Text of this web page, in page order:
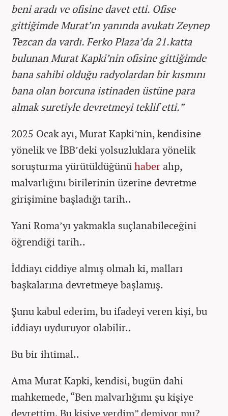
beni aradı ve ofisine davet etti. Ofise
gittiğimde Murat’ın yanında avukatı Zeynep
Tezcan da vardı. Ferko Plaza’da 21.katta
bulunan Murat Kapki’nin ofisine gittiğimde
bana sahibi olduğu radyolardan bir kısmını
bana olan borcuna istinaden üstüne para
almak suretiyle devretmeyi teklif etti.”
2025 Ocak ayı, Murat Kapki’nin, kendisine
yönelik ve İBB’deki yolsuzluklara yönelik
soruşturma yürütüldüğünühaberalıp,
malvarlığını birilerinin üzerine devretme
girişimine başladığı tarih..
Yani Roma’yı yakmakla suçlanabileceğini
öğrendiği tarih..
İddiayı ciddiye almış olmalı ki, malları
başkalarına devretmeye başlamış.
Şunu kabul ederim, bu ifadeyi veren kişi, bu
iddiayı uyduruyor olabilir..
Bu bir ihtimal..
Ama Murat Kapki, kendisi, bugün dahi
mahkemede, “Ben malvarlığımı şu kişiye
devrettim. Bu kişiye verdim” demiyor mu?